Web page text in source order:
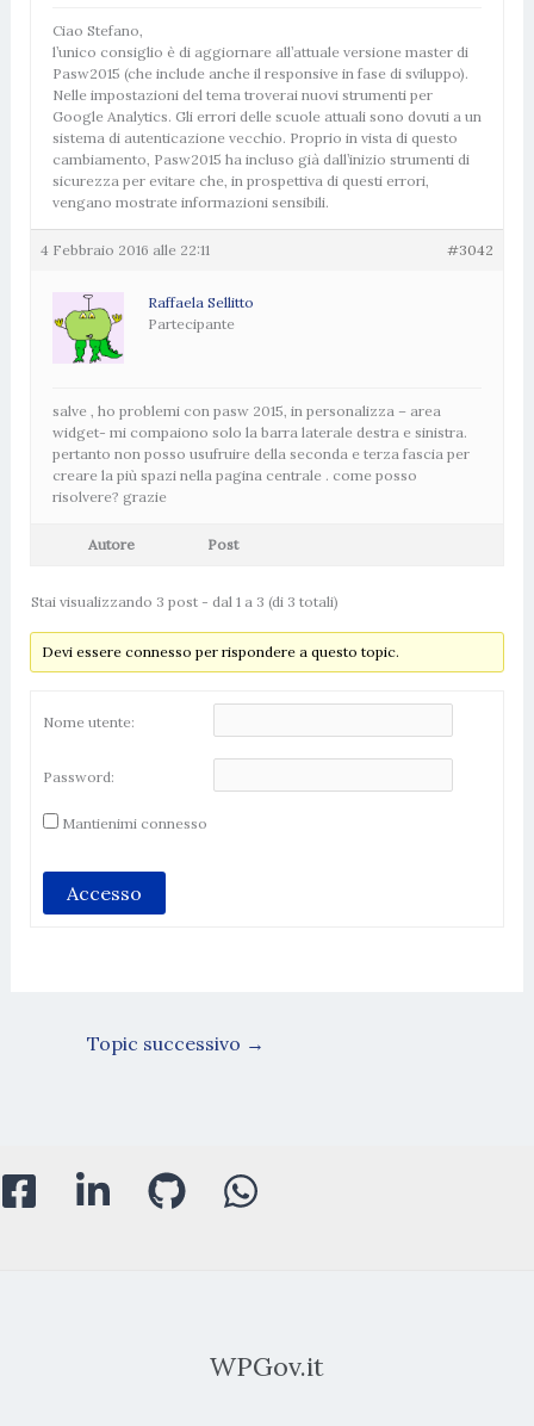
Ciao Stefano,
l’unico consiglio è di aggiornare all’attuale versione master di
Pasw2015 (che include anche il responsive in fase di sviluppo).
Nelle impostazioni del tema troverai nuovi strumenti per
Google Analytics. Gli errori delle scuole attuali sono dovuti a un
sistema di autenticazione vecchio. Proprio in vista di questo
cambiamento, Pasw2015 ha incluso già dall’inizio strumenti di
sicurezza per evitare che, in prospettiva di questi errori,
vengano mostrate informazioni sensibili.
4 Febbraio 2016 alle 22:11 #3042
Raffaela Sellitto
Partecipante
salve , ho problemi con pasw 2015, in personalizza – area
widget- mi compaiono solo la barra laterale destra e sinistra.
pertanto non posso usufruire della seconda e terza fascia per
creare la più spazi nella pagina centrale . come posso
risolvere? grazie
Autore Post
Stai visualizzando 3 post - dal 1 a 3 (di 3 totali)
Devi essere connesso per rispondere a questo topic.
Nome utente:
Password:
Mantienimi connesso
Accesso
Topic successivo →
WPGov.it